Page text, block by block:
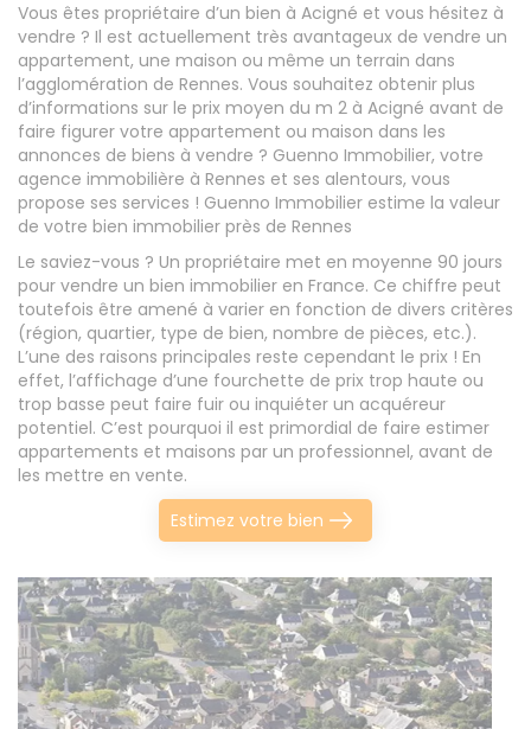
Vous êtes propriétaire d’un bien à Acigné et vous hésitez à
vendre ? Il est actuellement très avantageux de vendre un
appartement, une maison ou même un terrain dans
l’agglomération de Rennes. Vous souhaitez obtenir plus
d’informations sur le prix moyen du m 2 à Acigné avant de
faire figurer votre appartement ou maison dans les
annonces de biens à vendre ? Guenno Immobilier, votre
agence immobilière à Rennes et ses alentours, vous
propose ses services ! Guenno Immobilier estime la valeur
de votre bien immobilier près de Rennes
Le saviez-vous ? Un propriétaire met en moyenne 90 jours
pour vendre un bien immobilier en France. Ce chiffre peut
toutefois être amené à varier en fonction de divers critères
(région, quartier, type de bien, nombre de pièces, etc.).
L’une des raisons principales reste cependant le prix ! En
effet, l’affichage d’une fourchette de prix trop haute ou
trop basse peut faire fuir ou inquiéter un acquéreur
potentiel. C’est pourquoi il est primordial de faire estimer
appartements et maisons par un professionnel, avant de
les mettre en vente.
Estimez votre bien